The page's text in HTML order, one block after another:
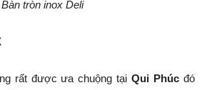
Bàn tròn inox Deli
rất được ưa chuộng tạiQui Phúc đó